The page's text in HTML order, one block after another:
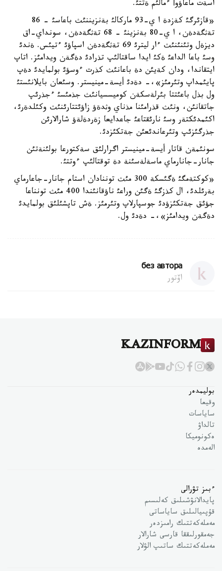
اسةت ماعاؤوأ ءمالئم ةتتئ.
«قازئرگئ كةزدة ا ي-93 ماركالئ بةنزيننئث باعاسئ - 86
تةثگةدةن، ا ي-80 بةنزينئ - 68 تةثگةدةن، سونداي-اق
ديزةل وتئنئنئث ءار ليترئ 69 تةثگةدةن اسپاؤئ ءتيئس. ةندئ
وسئ باعا الداعئ ةكئ ايدا ساقتالئپ تذرادئ دةگةن ويدامئز. اتاپ
ايتقاندا، ودان كةيئن دة باعانئث كذرت ءوسؤئ بولمايدئ دةپ
پايئمداپ وتئرمئز»،- دةدئ أيسة-مينيستر. وسئعان بايلانئستئ
ول بذل باعئتتا بئرلةسكةن كوميسسيانئث جذمئسئ ءجذرئپ
جاتقانئن، ونئث قذرامئنا مذناي وثدةؤ زاؤئتتارئنئث وكئلدةرئ،
اكئمدئكتةر وسئ نارئقتاعئ جاعدايعا زةردةلةؤ شارالارئن
جذرگئزئپ وتئرعاندئعئن جةتكئزدئ.
سونئمةن قاتار أيسة-مينيستر اگرارلئق سةكتورعا بولئنةتئن
جانار-جانارماي ماسةلةسئنة دة توقتالئپ ءوتتئ.
«كوكتةمگئ ةگئسكة 300 مئث توننادان استام جانار-جاعارماي
بةرئلدئ، ال كذزگئ ةگئن وراعئ ناؤقانئندا 400 مئث تونناعا
جؤئق جةتكئزؤدئ جوسپارلاپ وتئرمئز. ةش تاپشئلئق بولمايدئ
دةگةن ويدامئز»،- دةدئ ول.
без автора
اۆتور
KAZINFORM
بوليمدەر
وقيعا
ساياسات
تالداۋ
ەكونوميكا
الەمدە
ءبىز تۋرالى
پايدالانۋشىلىق كەلىسىم
قۇپىيالىلىق ساياساتى
مەملەكەتتىك رامىزدەر
جەمقورلىققا قارسى شارالار
مەملەكەتتىك ساتىپ الۋلار